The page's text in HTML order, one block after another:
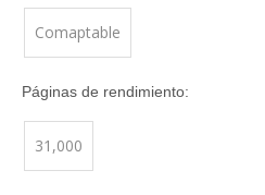
Comaptable
Páginas de rendimiento:
31,000